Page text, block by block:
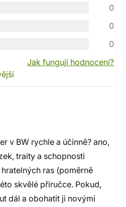
0
0
0
Jak fungují hodnocení?
v BW rychle a účinně? ano,
traity a schopnosti
ras (poměrně
skvělé příručce. Pokud,
dál a obohatit ji novými